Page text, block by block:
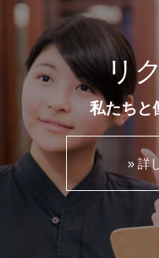
リ
私たちと
» 詳